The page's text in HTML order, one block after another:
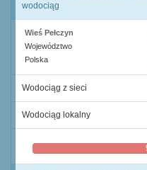
wodociąg
Wieś Pełczyn
Województwo
Polska
Wodociąg z sieci
Wodociąg lokalny